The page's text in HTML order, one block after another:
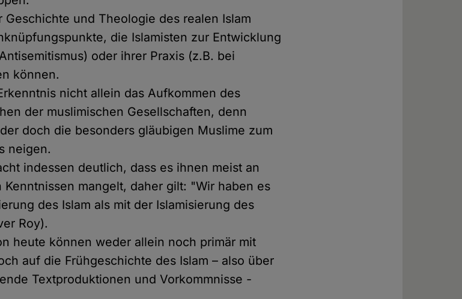
Geschichte und Theologie des realen Islam
die Islamisten zur Entwicklung
oder ihrer Praxis (z.B. bei
können.
nicht allein das Aufkommen des
der muslimischen Gesellschaften, denn
doch die besonders gläubigen Muslime zum
neigen.
indessen deutlich, dass es ihnen meist an
mangelt, daher gilt: "Wir haben es
des Islam als mit der Islamisierung des
Roy).
heute können weder allein noch primär mit
auf die Frühgeschichte des Islam – also über
Textproduktionen und Vorkommnisse -